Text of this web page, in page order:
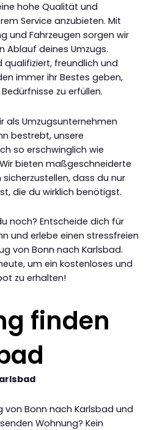
hohe Qualität und
Service anzubieten. Mit
und Fahrzeugen sorgen wir
Ablauf deines Umzugs.
qualifiziert, freundlich und
immer ihr Bestes geben,
zu erfüllen.
als Umzugsunternehmen
bestrebt, unsere
so erschwinglich wie
bieten maßgeschneiderte
dass du nur
die du wirklich benötigst.
noch? Entscheide dich für
und erlebe einen stressfreien
von Bonn nach Karlsbad.
um ein kostenloses und
zu erhalten!
finden
von Bonn nach Karlsbad und
Wohnung? Kein